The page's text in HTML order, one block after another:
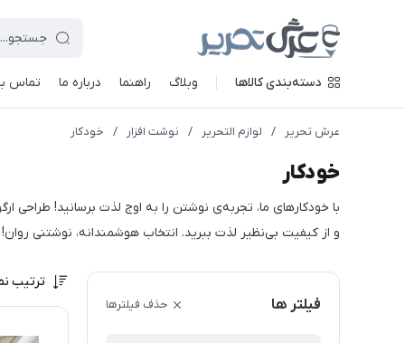
دسته‌بندی کالاها وبلاگ راهنما درباره ما تماس
عرش تحریر / لوازم التحریر / نوشت افزار / خودکار
خودکار
با خودکارهای ما، تجربه‌ی نوشتن را به اوج لذت برسانید! طراحی
و از کیفیت بی‌نظیر لذت ببرید. انتخاب هوشمندانه، نوشتنی روان!
فیلتر ها حذف فیلترها
ترتیب